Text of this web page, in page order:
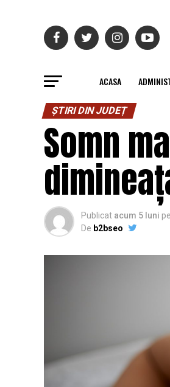
ACASA
ȘTIRI DIN JUDEȚ
Somn
Publicat acum 5 luni pe
De b2bseo